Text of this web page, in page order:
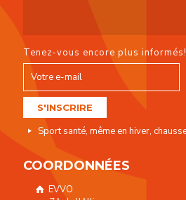
Tenez-vous encore plus informés!
Sport santé, même en hiver,
COORDONNÉES
EVVO